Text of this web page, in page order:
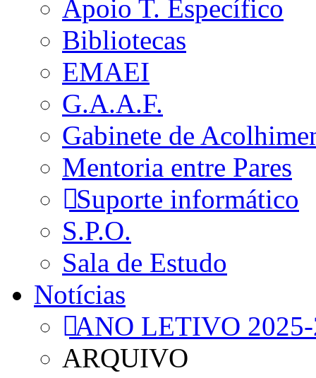
Apoio T. Específico
Bibliotecas
EMAEI
G.A.A.F.
Gabinete de
Mentoria entre Pares
Suporte informático
S.P.O.
Sala de Estudo
Notícias
ANO LETIVO
ARQUIVO